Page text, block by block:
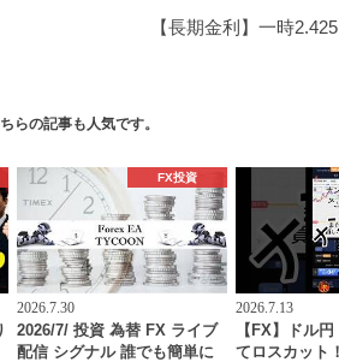
【長期金利】一時
らの記事も人気です。
FX投資
2026.7.30
2026/7/ 投資 為替 FX ライブ
配信 シグナル 誰でも簡単に
2026.7.13
【FX】ドル
てロスカット